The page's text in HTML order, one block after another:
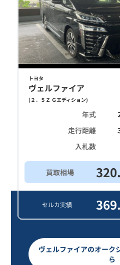
トヨタ
ヴェルファイア
( ２．５Ｚ Ｇエディション)
年式
走行距離
入札数
買取相場
セルカ実績
ヴェルファイアのオーク
ら